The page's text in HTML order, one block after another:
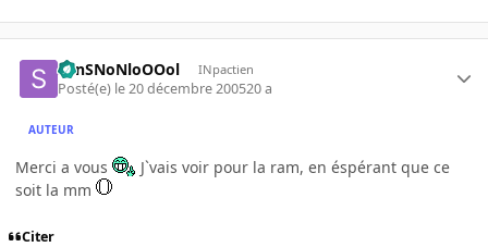
SanSNoNloOOol INpactien
Posté(e) le 20 décembre 200520 a
AUTEUR
Merci a vous
J`vais voir pour la ram, en éspérant que ce
soit la mm
Citer